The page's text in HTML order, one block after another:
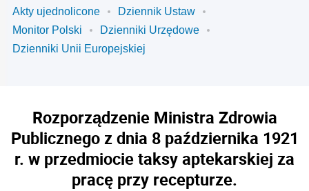
Akty ujednolicone
Dziennik Ustaw
Monitor Polski
Dzienniki Urzędowe
Dzienniki Unii Europejskiej
Rozporządzenie Ministra Zdrowia
Publicznego z dnia 8 października 1921
r. w przedmiocie taksy aptekarskiej za
pracę przy recepturze.